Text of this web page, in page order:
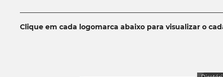
Clique em cada logomarca abaixo para visualizar o